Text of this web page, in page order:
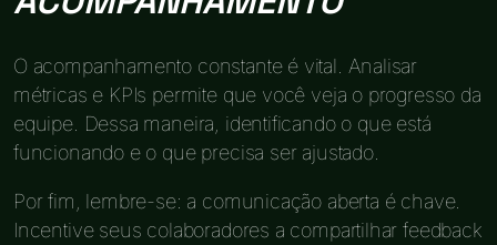
O acompanhamento constante é vital. Analisar
métricas e KPIs permite que você veja o progresso da
equipe. Dessa maneira, identificando o que está
funcionando e o que precisa ser ajustado.
Por fim, lembre-se: a comunicação aberta é chave.
Incentive seus colaboradores a compartilhar feedback